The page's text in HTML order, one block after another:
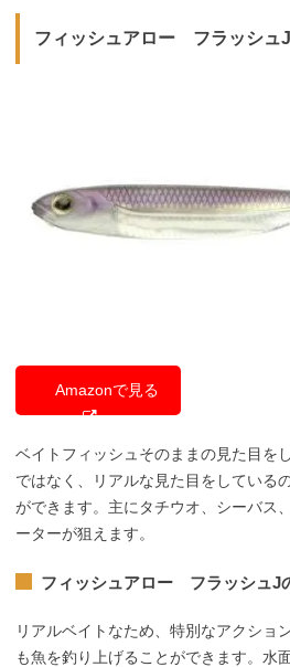
フィッシュアロー フラッシュJ
Amazonで見る
ベイトフィッシュそのままの見た目を
ではなく、リアルな見た目をしている
ができます。主にタチウオ、シーバス
ーターが狙えます。
フィッシュアロー フラッシュJ
リアルベイトなため、特別なアクショ
も魚を釣り上げることができます。水